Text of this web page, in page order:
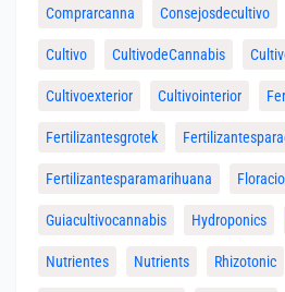
Comprarcanna Consejosdecultivo
Cultivo CultivodeCannabis
Cultivoexterior Cultivointerior
Fertilizantesgrotek
Fertilizantesparamarihuana
Guiacultivocannabis Hydroponics
Nutrientes Nutrients Rhizotonic